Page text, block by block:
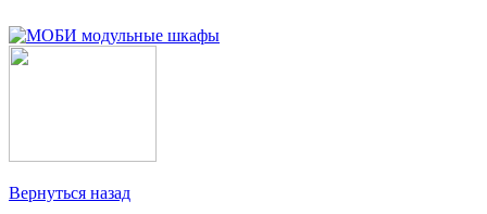
Вернуться назад